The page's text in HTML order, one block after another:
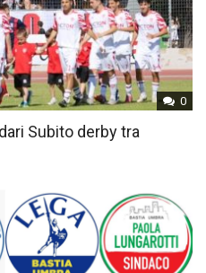
0
Subito derby tra